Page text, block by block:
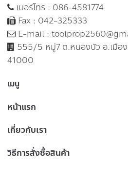
เบอร์โทร : 086-4581774
Fax : 042-325333
E-mail :
555/5 หมู่7 ต.หนองบัว อ.เมือ
41000
เมนู
หน้าแรก
เกี่ยวกับเรา
วิธีการสั่งซื้อสินค้า